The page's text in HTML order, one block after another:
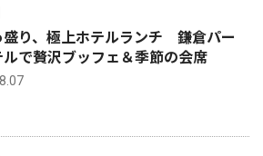
盛り、極上ホテルランチ 鎌倉パー
ルで贅沢ブッフェ＆季節の会席